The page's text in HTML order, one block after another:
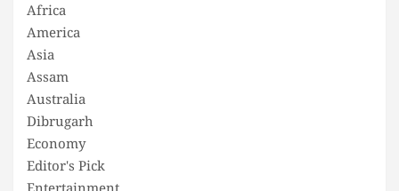
Africa
America
Asia
Assam
Australia
Dibrugarh
Economy
Editor's Pick